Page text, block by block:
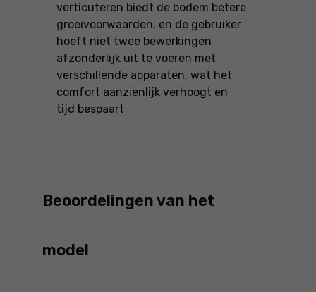
verticuteren biedt de bodem betere
groeivoorwaarden, en de gebruiker
hoeft niet twee bewerkingen
afzonderlijk uit te voeren met
verschillende apparaten, wat het
comfort aanzienlijk verhoogt en
tijd bespaart
Beoordelingen van het
model